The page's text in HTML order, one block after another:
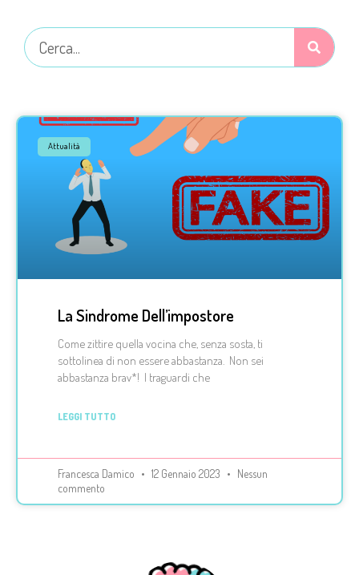
Attualità
La Sindrome Dell’impostore
Come zittire quella vocina che, senza sosta, ti
sottolinea di non essere abbastanza. Non sei
abbastanza brav*! I traguardi che
LEGGI TUTTO
Francesca Damico 12 Gennaio 2023
Nessun
commento